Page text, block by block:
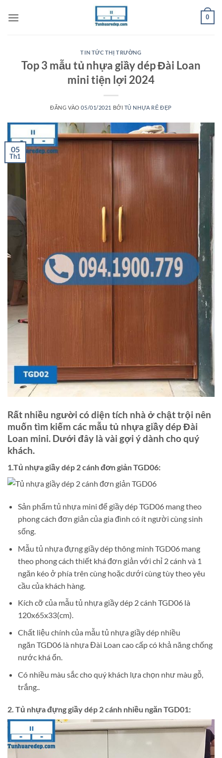
qua
0
TIN TỨC THỊ TRƯỜNG
Top 3 mẫu tủ nhựa giầy dép Đài Loan
mini tiện lợi 2024
ĐĂNG VÀO05/01/2021 BỞI TỦ NHỰA RẺ ĐẸP
05
Th1
Rất nhiều người có diện tích nhà ở chật trội nên
muốn tìm kiếm các mẫu tủ nhựa giầy dép Đài
Loan mini. Dưới đây là vài gợi ý dành cho quý
khách.
1.Tủ nhựa giầy dép 2 cánh đơn giản TGD06:
Sản phẩm tủ nhựa mini để giầy dép TGD06 mang theo
phong cách đơn giản của gia đình có ít người cùng sinh
sống.
Mẫu tủ nhựa đựng giầy dép thông minh TGD06 mang
theo phong cách thiết khá đơn giản với chỉ 2 cánh và 1
ngăn kéo ở phía trên cùng hoặc dưới cùng tùy theo yêu
cầu của khách hàng.
Kích cỡ của mẫu tủ nhựa giầy dép 2 cánh TGD06 là
120x65x33(cm).
Chất liệu chính của mẫu tủ nhựa giầy dép nhiều
ngăn TGD06 là nhựa Đài Loan cao cấp có khả năng chống
nước khá ổn.
Có nhiều màu sắc cho quý khách lựa chọn như màu gỗ,
trắng..
2. Tủ nhựa đựng giầy dép 2 cánh nhiều ngăn TGD01: